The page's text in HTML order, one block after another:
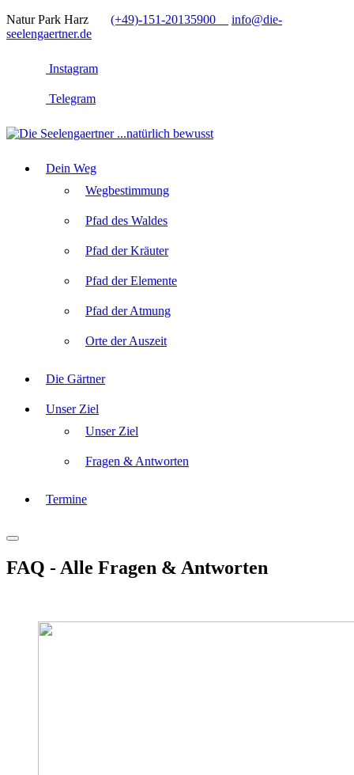
Natur Park Harz (+49)-151-20135900
info@die-
seelengaertner.de
Instagram
Telegram
Dein Weg
Wegbestimmung
Pfad des Waldes
Pfad der Kräuter
Pfad der Elemente
Pfad der Atmung
Orte der Auszeit
Die Gärtner
Unser Ziel
Unser Ziel
Fragen & Antworten
Termine
FAQ - Alle Fragen & Antworten